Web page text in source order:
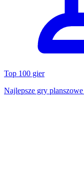
Top 100 gier
Najlepsze gry